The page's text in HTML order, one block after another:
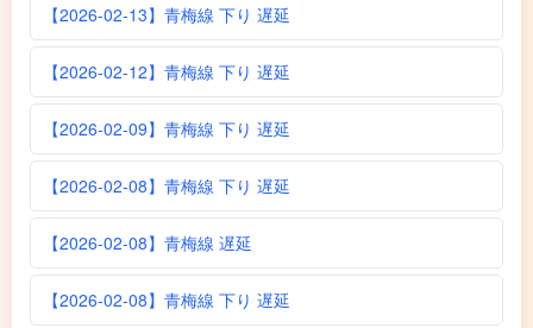
【2026-02-13】青梅線 下り 遅延
【2026-02-12】青梅線 下り 遅延
【2026-02-09】青梅線 下り 遅延
【2026-02-08】青梅線 下り 遅延
【2026-02-08】青梅線 遅延
【2026-02-08】青梅線 下り 遅延